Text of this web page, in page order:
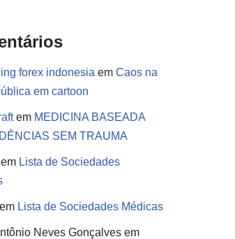
forex indonesia em Caos na
em cartoon
em MEDICINA BASEADA
SEM TRAUMA
em Lista de Sociedades
em Lista de Sociedades Médicas
Neves Gonçalves em